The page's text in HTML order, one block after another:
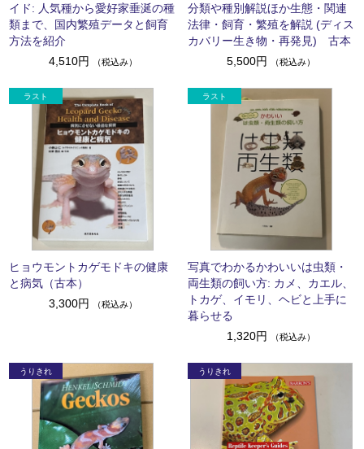
イド: 人気種から愛好家垂涎の種
類まで、国内繁殖データと飼育
方法を紹介
4,510円
（税込み）
分類や種別解説ほか生態・関連
法律・飼育・繁殖を解説 (ディス
カバリー生き物・再発見) 古本
5,500円
（税込み）
ヒョウモントカゲモドキの健康
と病気（古本）
3,300円
（税込み）
写真でわかるかわいいは虫類・
両生類の飼い方: カメ、カエル、
トカゲ、イモリ、ヘビと上手に
暮らせる
1,320円
（税込み）